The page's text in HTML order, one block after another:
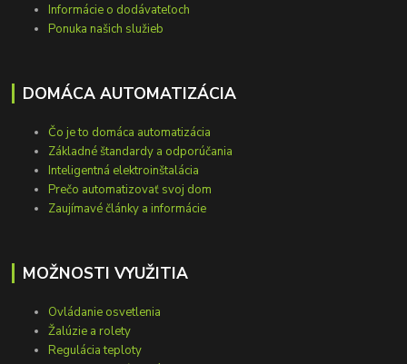
Informácie o dodávateľoch
Ponuka našich služieb
DOMÁCA AUTOMATIZÁCIA
Čo je to domáca automatizácia
Základné štandardy a odporúčania
Inteligentná elektroinštalácia
Prečo automatizovať svoj dom
Zaujímavé články a informácie
MOŽNOSTI VYUŽITIA
Ovládanie osvetlenia
Žalúzie a rolety
Regulácia teploty